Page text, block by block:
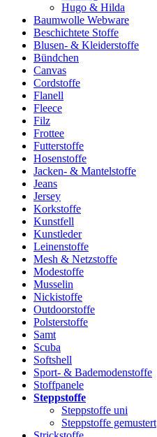
Hugo & Hilda
Baumwolle Webware
Beschichtete Stoffe
Blusen- & Kleiderstoffe
Bündchen
Canvas
Cordstoffe
Flanell
Fleece
Filz
Frottee
Futterstoffe
Hosenstoffe
Jacken- & Mantelstoffe
Jeans
Jersey
Korkstoffe
Kunstfell
Kunstleder
Leinenstoffe
Mesh & Netzstoffe
Modestoffe
Musselin
Nickistoffe
Outdoorstoffe
Polsterstoffe
Samt
Scuba
Softshell
Sport- & Bademodenstoffe
Stoffpanele
Steppstoffe
Steppstoffe uni
Steppstoffe gemustert